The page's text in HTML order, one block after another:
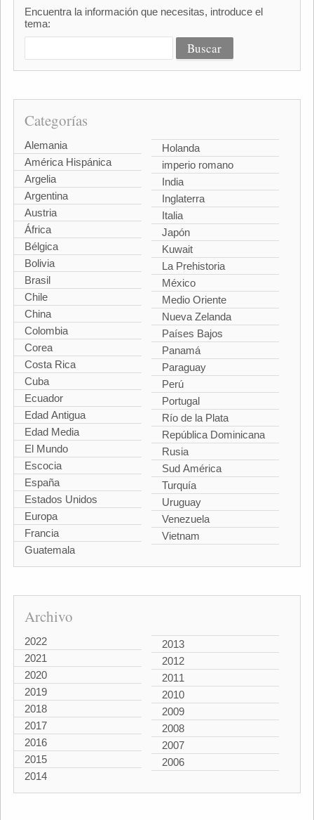
Encuentra la información que necesitas, introduce el
tema:
Categorías
Alemania
América Hispánica
Argelia
Argentina
Austria
África
Bélgica
Bolivia
Brasil
Chile
China
Colombia
Corea
Costa Rica
Cuba
Ecuador
Edad Antigua
Edad Media
El Mundo
Escocia
España
Estados Unidos
Europa
Francia
Guatemala
Holanda
imperio romano
India
Inglaterra
Italia
Japón
Kuwait
La Prehistoria
México
Medio Oriente
Nueva Zelanda
Países Bajos
Panamá
Paraguay
Perú
Portugal
Río de la Plata
República Dominicana
Rusia
Sud América
Turquía
Uruguay
Venezuela
Vietnam
Archivo
2022
2021
2020
2019
2018
2017
2016
2015
2014
2013
2012
2011
2010
2009
2008
2007
2006